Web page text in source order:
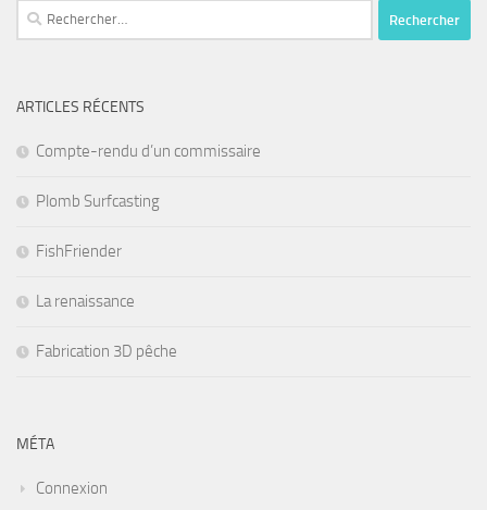
Rechercher :
ARTICLES RÉCENTS
Compte-rendu d’un commissaire
Plomb Surfcasting
FishFriender
La renaissance
Fabrication 3D pêche
MÉTA
Connexion